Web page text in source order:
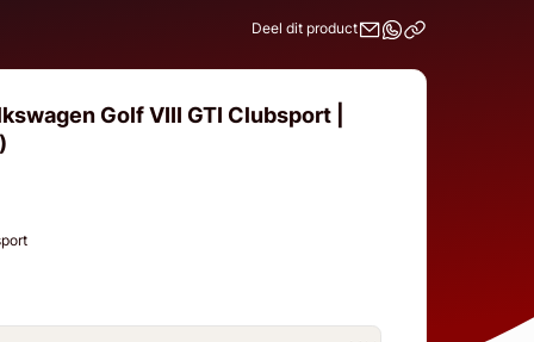
Deel dit product
Golf VIII GTI Clubsport |